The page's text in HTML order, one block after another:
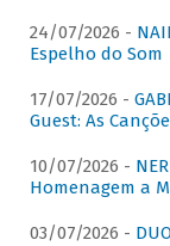
24/07/2026 -
Espelho do Som
17/07/2026 -
Guest: As
10/07/2026 -
Homenagem a
03/07/2026 -